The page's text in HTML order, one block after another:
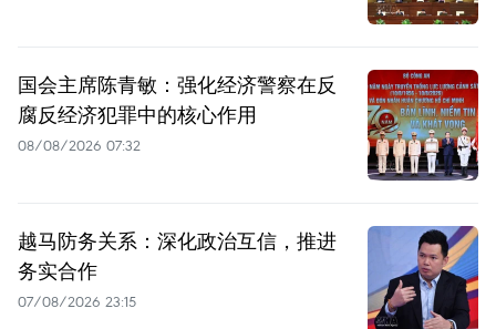
国会主席陈青敏：强化经济警察在反
腐反经济犯罪中的核心作用
08/08/2026 07:32
越马防务关系：深化政治互信，推进
务实合作
07/08/2026 23:15